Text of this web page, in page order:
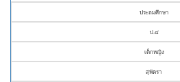
ประถมศึกษา
ป.๔
เด็กหญิง
สุพัตรา